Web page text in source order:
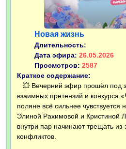
Новая жизнь
Длительность:
Дата эфира: 26.05.2026
Просмотров: 2587
Краткое содержание:
💥 Вечерний эфир прошёл под
взаимных претензий и конкурса
поляне всё сильнее
Элиной Рахимовой и Кристиной
внутри пар начинают трещать
конфликтов.